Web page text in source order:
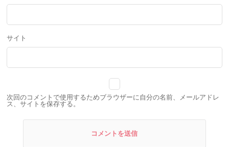
サイト
次回のコメントで使用するためブラウザーに自分の名前、メールアドレ
ス、サイトを保存する。